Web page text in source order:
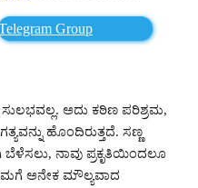
Group
ಸುಲಭವಲ್ಲ. ಅದು ಕಠಿಣ ಪರಿಶ್ರಮ,
ಹೊಂದಿರುತ್ತದೆ. ಸಣ್ಣ
ಬೆಳೆಸಲು, ನಾವು ಪ್ರಕೃತಿಯಿಂದಲೂ
ಅನೇಕ ಮೌಲ್ಯವಾದ